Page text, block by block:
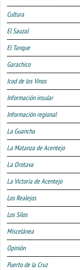
Cultura
El Sauzal
El Tanque
Garachico
Icod de los Vinos
Información insular
Información regional
La Guancha
La Matanza de Acentejo
La Orotava
La Victoria de Acentejo
Los Realejos
Los Silos
Miscelánea
Opinión
Puerto de la Cruz